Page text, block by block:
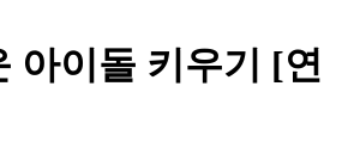
아이돌 키우기 [연